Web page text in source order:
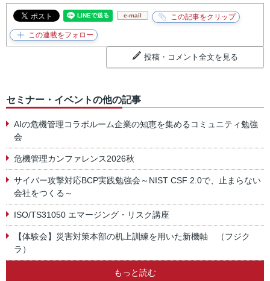
e-mail
投稿・コメント全文を見る
セミナー・イベントの他の記事
AIの危機管理コラボルーム企業の知恵を集めるコミュニティ勉強
会
危機管理カンファレンス2026秋
サイバー攻撃対応BCP実践勉強会～NIST CSF 2.0で、止まらない
会社をつくる～
ISO/TS31050 エマージング・リスク講座
【体験会】災害対策本部の机上訓練を用いた新機軸 （フジク
ラ）
もっと読む